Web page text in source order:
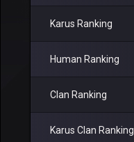
Karus Ranking
Human Ranking
Clan Ranking
Karus Clan Ranking